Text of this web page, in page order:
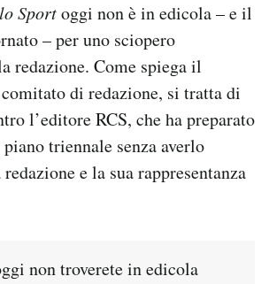
aiuto?
Sportoggi non è in edicola – e il
– per uno sciopero
redazione. Come spiega il
di redazione, si tratta di
l’editore RCS, che ha preparato
triennale senza averlo
e la sua rappresentanza
non troverete in edicola